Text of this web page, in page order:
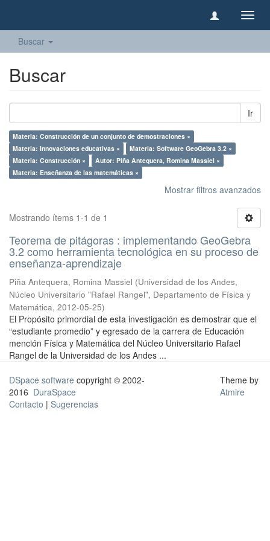
Buscar
Buscar
Ir
Materia: Construcción de un conjunto de demostraciones ×
Materia: Innovaciones educativas ×
Materia: Software GeoGebra 3.2 ×
Materia: Construcción ×
Autor: Piña Antequera, Romina Massiel ×
Materia: Enseñanza de las matemáticas ×
Mostrar filtros avanzados
Mostrando ítems 1-1 de 1
Teorema de pitágoras : implementando GeoGebra
3.2 como herramienta tecnológica en su proceso de
enseñanza-aprendizaje
Piña Antequera, Romina Massiel (Universidad de los Andes,
Núcleo Universitario "Rafael Rangel", Departamento de Física y
Matemática, 2012-05-25)
El Propósito primordial de esta investigación es demostrar que el
“estudiante promedio” y egresado de la carrera de Educación
mención Física y Matemática del Núcleo Universitario Rafael
Rangel de la Universidad de los Andes ...
DSpace software copyright © 2002-
2016 DuraSpace
Contacto | Sugerencias
Theme by
Atmire